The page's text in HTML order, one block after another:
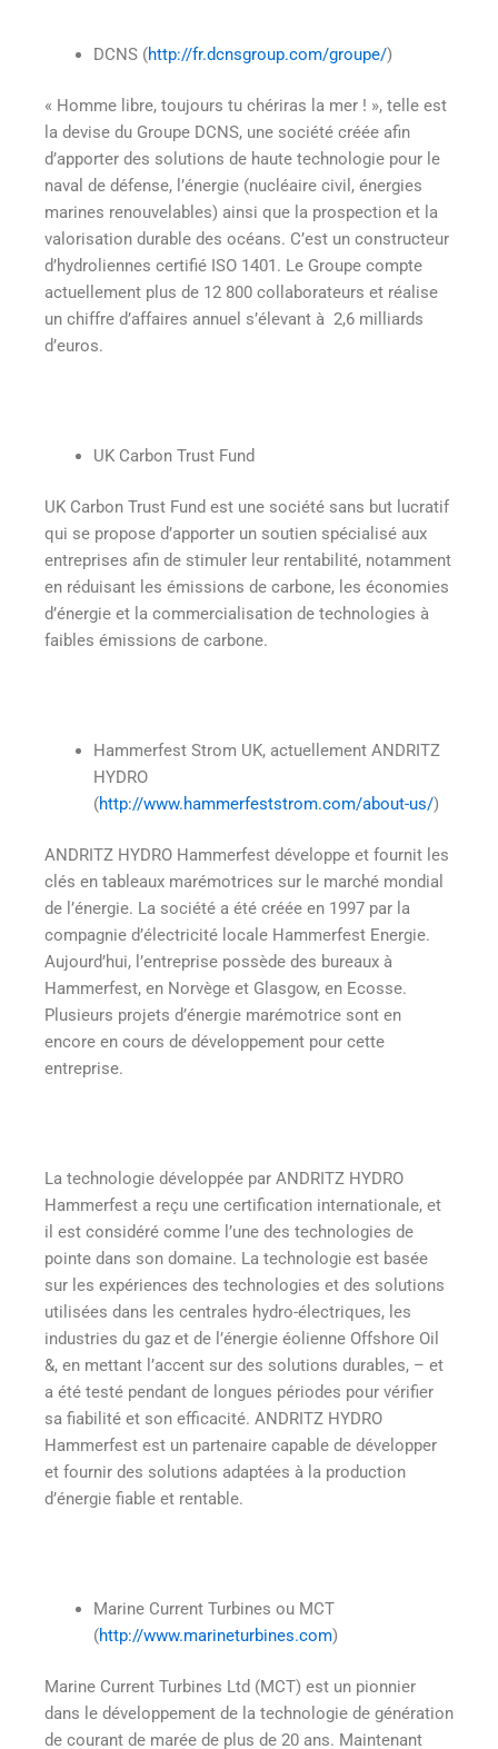
DCNS (http://fr.dcnsgroup.com/groupe/)
« Homme libre, toujours tu chériras la mer ! », telle est
la devise du Groupe DCNS, une société créée afin
d’apporter des solutions de haute technologie pour le
naval de défense, l’énergie (nucléaire civil, énergies
marines renouvelables) ainsi que la prospection et la
valorisation durable des océans. C’est un constructeur
d’hydroliennes certifié ISO 1401. Le Groupe compte
actuellement plus de 12 800 collaborateurs et réalise
un chiffre d’affaires annuel s’élevant à 2,6 milliards
d’euros.
UK Carbon Trust Fund
UK Carbon Trust Fund est une société sans but lucratif
qui se propose d’apporter un soutien spécialisé aux
entreprises afin de stimuler leur rentabilité, notamment
en réduisant les émissions de carbone, les économies
d’énergie et la commercialisation de technologies à
faibles émissions de carbone.
Hammerfest Strom UK, actuellement ANDRITZ
HYDRO
(http://www.hammerfeststrom.com/about-us/)
ANDRITZ HYDRO Hammerfest développe et fournit les
clés en tableaux marémotrices sur le marché mondial
de l’énergie. La société a été créée en 1997 par la
compagnie d’électricité locale Hammerfest Energie.
Aujourd’hui, l’entreprise possède des bureaux à
Hammerfest, en Norvège et Glasgow, en Ecosse.
Plusieurs projets d’énergie marémotrice sont en
encore en cours de développement pour cette
entreprise.
La technologie développée par ANDRITZ HYDRO
Hammerfest a reçu une certification internationale, et
il est considéré comme l’une des technologies de
pointe dans son domaine. La technologie est basée
sur les expériences des technologies et des solutions
utilisées dans les centrales hydro-électriques, les
industries du gaz et de l’énergie éolienne Offshore Oil
&, en mettant l’accent sur des solutions durables, – et
a été testé pendant de longues périodes pour vérifier
sa fiabilité et son efficacité. ANDRITZ HYDRO
Hammerfest est un partenaire capable de développer
et fournir des solutions adaptées à la production
d’énergie fiable et rentable.
Marine Current Turbines ou MCT
(http://www.marineturbines.com)
Marine Current Turbines Ltd (MCT) est un pionnier
dans le développement de la technologie de génération
de courant de marée de plus de 20 ans. Maintenant